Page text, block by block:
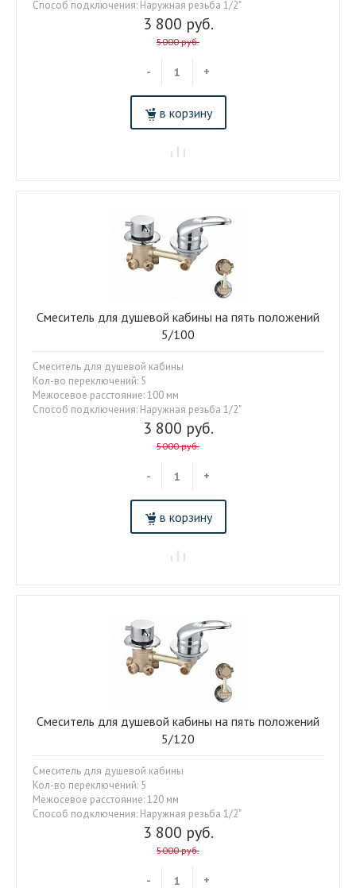
3 800 руб.
5000 руб.
- +
в корзину
Способ подключения: Наружная резьба 1/2"
3 800 руб.
5000 руб.
- +
в корзину
Смеситель для душевой кабины на пять положений
5/100
Смеситель для душевой кабины
Кол-во переключений: 5
Межосевое расстояние: 100 мм
Способ подключения: Наружная резьба 1/2"
3 800 руб.
5000 руб.
- +
Смеситель для душевой кабины на пять положений
5/120
Смеситель для душевой кабины
Кол-во переключений: 5
Межосевое расстояние: 120 мм
Способ подключения: Наружная резьба 1/2"